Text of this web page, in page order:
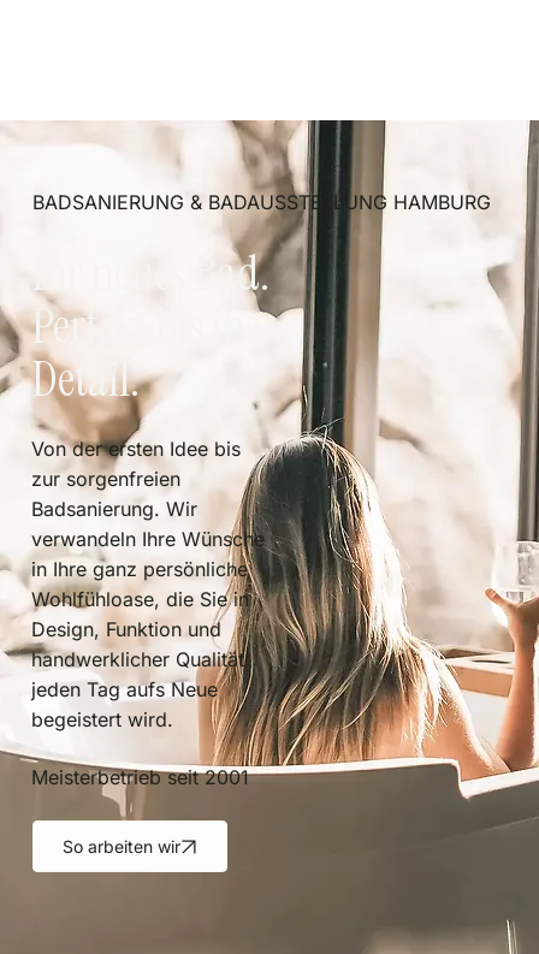
BADSANIERUNG & BADAUSSTELLUNG HAMBURG
Ihr neues Bad.
Perfekt bis ins
Detail.
Von der ersten Idee bis
zur sorgenfreien
Badsanierung. Wir
verwandeln Ihre Wünsche
in Ihre ganz persönliche
Wohlfühloase, die Sie in
Design, Funktion und
handwerklicher Qualität
jeden Tag aufs Neue
begeistert wird.
So arbeiten wir
Meisterbetrieb seit 2001